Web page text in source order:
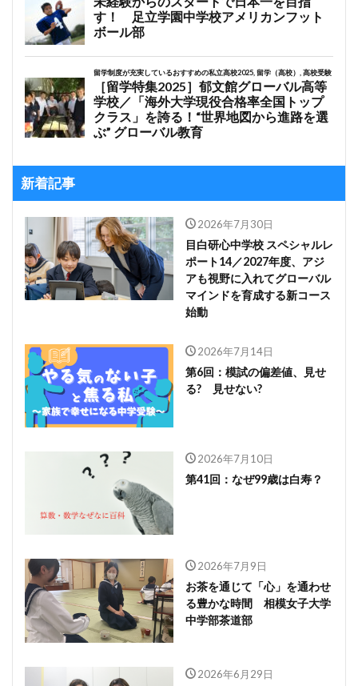
新着記事
2026年7月30日
目白研心中学校 スペシャルレ
ポート14／2027年度、アジ
アも視野に入れてグローバル
マインドを育成する新コース
始動
2026年7月14日
第6回：模試の偏差値、見せ
る? 見せない?
2026年7月10日
第41回：なぜ99歳は白寿？
2026年7月9日
お茶を通じて「心」を通わせ
る豊かな時間 相模女子大学
中学部茶道部
2026年6月29日